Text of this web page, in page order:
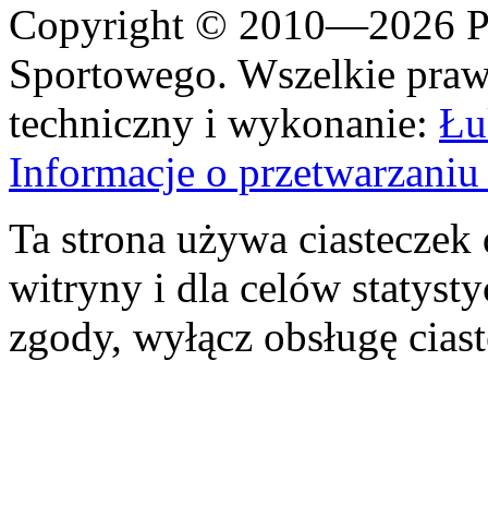
Copyright © 2010—2026
Sportowego. Wszelkie
techniczny i wykonanie:
Informacje o
Ta strona używa
witryny i dla celów
zgody, wyłącz obsługę